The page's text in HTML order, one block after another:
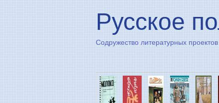
Русское
Содружество литературных проектов